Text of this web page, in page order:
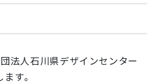
法人石川県デザインセンター
す。